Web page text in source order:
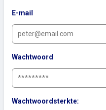
E-mail
Wachtwoord
Wachtwoordsterkte: